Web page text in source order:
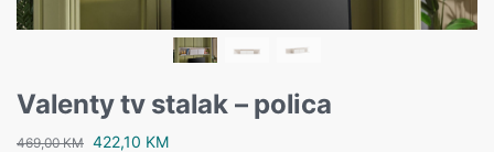
Valenty tv stalak – polica
469,00KM 422,10 KM